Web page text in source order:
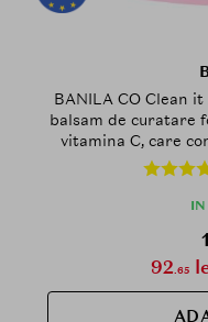
BANILA CO Clean
balsam de curatare
vitamina C, care
mentinerea
92.65